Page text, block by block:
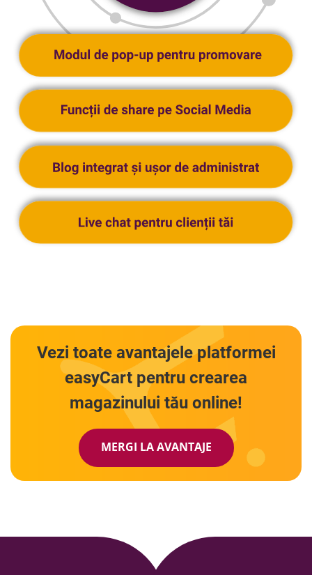
Vezi toate avantajeleplatformei
easyCart pentrucrearea
magazinului tău online!
MERGI LA AVANTAJE